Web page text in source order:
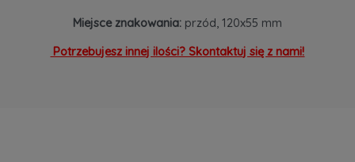
Miejsce znakowania: przód, 120x55 mm
Potrzebujesz innej ilości? Skontaktuj się z nami!